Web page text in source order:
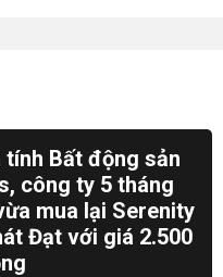
tính Bất động sản
công ty 5 tháng
mua lại Serenity
Đạt với giá 2.500